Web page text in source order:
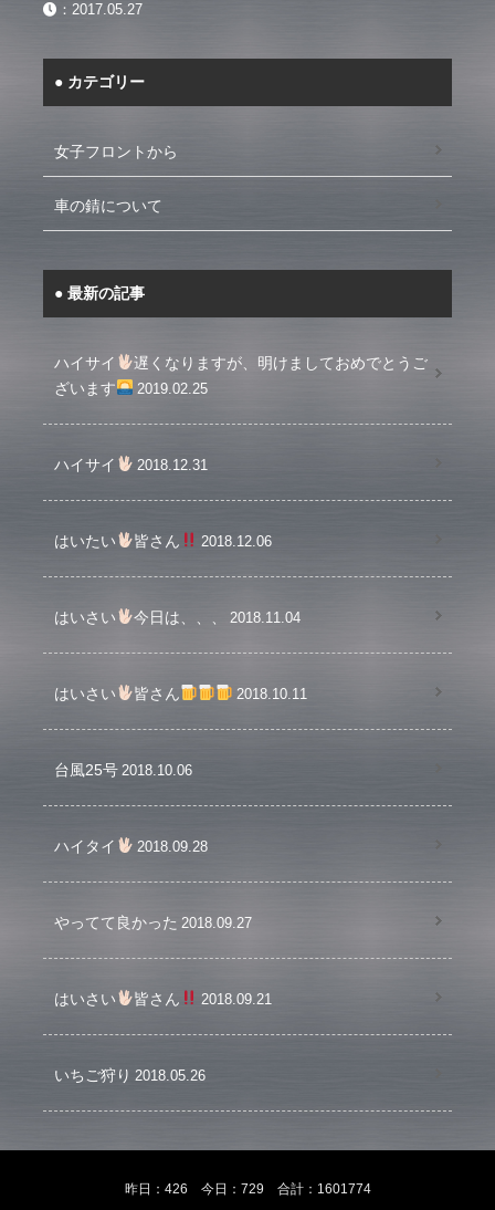
： 2017.05.27
カテゴリー
女子フロントから
車の錆について
最新の記事
ハイサイ
遅くなりますが、明けましておめでとうご
ざいます
2019.02.25
ハイサイ 2018.12.31
はいたい 皆さん 2018.12.06
はいさい 今日は、、、 2018.11.04
はいさい 皆さん 2018.10.11
台風25号 2018.10.06
ハイタイ 2018.09.28
やってて良かった 2018.09.27
はいさい 皆さん 2018.09.21
いちご狩り 2018.05.26
昨日：426 今日：729 合計：1601774